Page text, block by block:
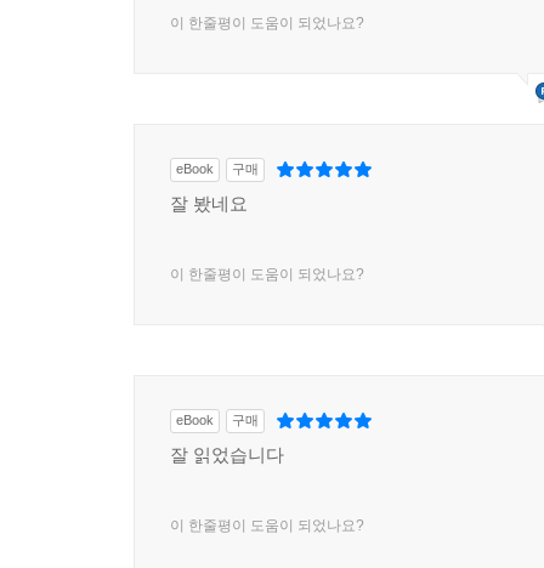
이 한줄평이 도움이 되었나요?
eBook 구매
잘 봤네요
이 한줄평이 도움이 되었나요?
eBook 구매
잘 읽었습니다
이 한줄평이 도움이 되었나요?